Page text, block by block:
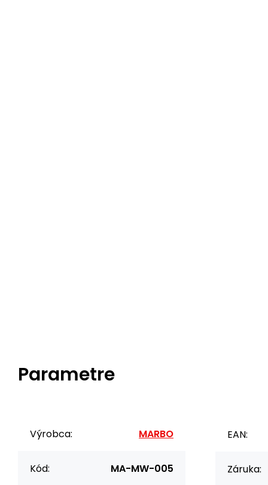
Parametre
Výrobca: MARBO
Kód: MA-MW-005
EAN:
Záruka: